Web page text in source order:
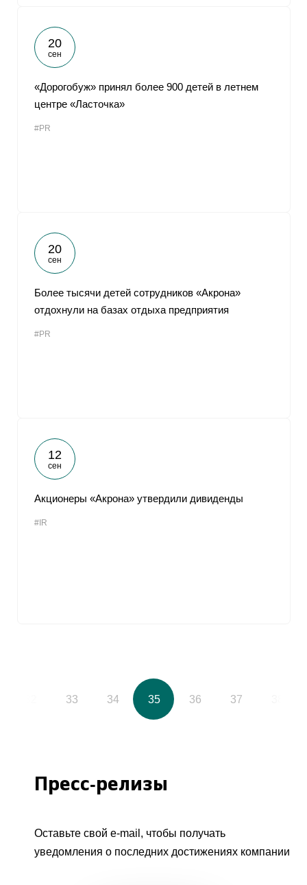
20
сен
«Дорогобуж» принял более 900 детей в летнем
центре «Ласточка»
#PR
20
сен
Более тысячи детей сотрудников «Акрона»
отдохнули на базах отдыха предприятия
#PR
12
сен
Акционеры «Акрона» утвердили дивиденды
#IR
33 34 35 36 37
Пресс-релизы
Оставьте свой e-mail, чтобы получать
уведомления о последних достижениях компании